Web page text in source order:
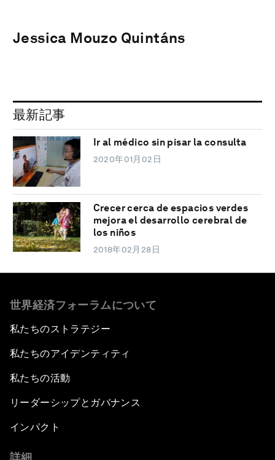
Jessica Mouzo Quintáns
最新記事
Ir al médico sin pisar la consulta
2020年01月02日
Crecer cerca de espacios verdes
mejora el desarrollo cerebral de
los niños
2018年02月28日
世界経済フォーラムについて
私たちのストラテジー
私たちのアイデンティティ
私たちの活動
リーダーシップとガバナンス
インパクト
詳細